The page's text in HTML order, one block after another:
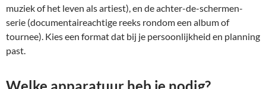
muziek of het leven als artiest), en de achter-de-schermen-
serie (documentaireachtige reeks rondom een album of
tournee). Kies een format dat bij je persoonlijkheid en planning
past.
Welke apparatuur heb je nodig?